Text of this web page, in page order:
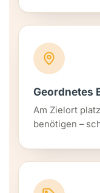
Geordnetes
Am Zielort
benötigen –